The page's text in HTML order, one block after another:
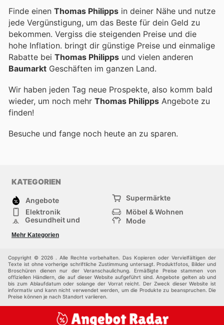
Finde einen Thomas Philipps in deiner Nähe und nutze
jede Vergünstigung, um das Beste für dein Geld zu
bekommen. Vergiss die steigenden Preise und die
hohe Inflation. bringt dir günstige Preise und einmalige
Rabatte bei Thomas Philipps und vielen anderen
Baumarkt Geschäften im ganzen Land.
Wir haben jeden Tag neue Prospekte, also komm bald
wieder, um noch mehr Thomas Philipps Angebote zu
finden!
Besuche und fange noch heute an zu sparen.
KATEGORIEN
Angebote
Supermärkte
Elektronik
Möbel & Wohnen
Gesundheit und
Mode
Sportartikel und
Sportbekleidung
Einkaufzentren
Andere
Mehr Kategorien
Copyright © 2026 . Alle Rechte vorbehalten. Das Kopieren oder Vervielfältigen der
Texte ist ohne vorherige schriftliche Zustimmung untersagt. Produktfotos, Bilder und
Broschüren dienen nur der Veranschaulichung. Ermäßigte Preise stammen von
offiziellen Händlern, die auf dieser Website aufgeführt sind. Angebote gelten ab und
bis zum Ablaufdatum oder solange der Vorrat reicht. Der Zweck dieser Website ist
informativ und kann nicht verwendet werden, um die Produkte zu beanspruchen. Die
Preise können je nach Standort variieren.